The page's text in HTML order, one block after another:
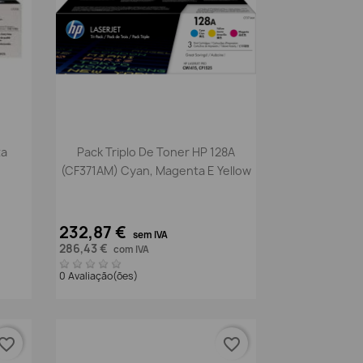
Vista rápida
Pack Triplo De Toner HP 128A
(CF371AM) Cyan, Magenta E Yellow
232,87 € sem IVA
286,43 € com IVA
0 Avaliação(ões)
favorite_border